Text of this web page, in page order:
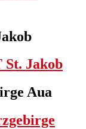
St. Jakob
Aua